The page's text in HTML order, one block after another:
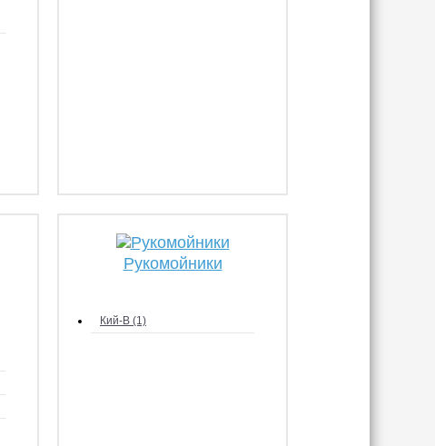
Рукомойники
Кий-В (1)